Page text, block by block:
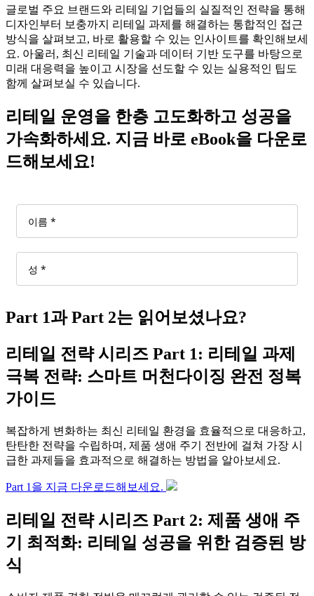
글로벌 주요 브랜드와 리테일 기업들의 실질적인 전략을 통해
디자인부터 보충까지 리테일 과제를 해결하는 통합적인 접근
방식을 살펴보고, 바로 활용할 수 있는 인사이트를 확인해보세
요. 아울러, 최신 리테일 기술과 데이터 기반 도구를 바탕으로
미래 대응력을 높이고 시장을 선도할 수 있는 실용적인 팁도
함께 살펴보실 수 있습니다.
리테일 운영을 한층 고도화하고 성공을
가속화하세요. 지금 바로 eBook을 다운로
드해보세요!
Part 1과 Part 2는 읽어보셨나요?
리테일 전략 시리즈 Part 1: 리테일 과제
극복 전략: 스마트 머천다이징 완전 정복
가이드
복잡하게 변화하는 최신 리테일 환경을 효율적으로 대응하고,
탄탄한 전략을 수립하며, 제품 생애 주기 전반에 걸쳐 가장 시
급한 과제들을 효과적으로 해결하는 방법을 알아보세요.
Part 1을 지금 다운로드해보세요.
리테일 전략 시리즈 Part 2: 제품 생애 주
기 최적화: 리테일 성공을 위한 검증된 방
식